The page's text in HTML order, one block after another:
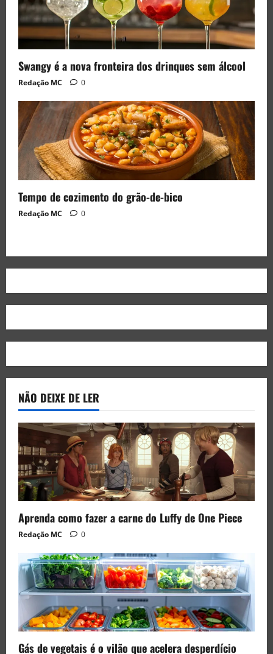
Swangy é a nova fronteira dos drinques sem álcool
Redação MC 0
Tempo de cozimento do grão-de-bico
Redação MC 0
NÃO DEIXE DE LER
Aprenda como fazer a carne do Luffy de One Piece
Redação MC 0
Gás de vegetais é o vilão que acelera desperdício